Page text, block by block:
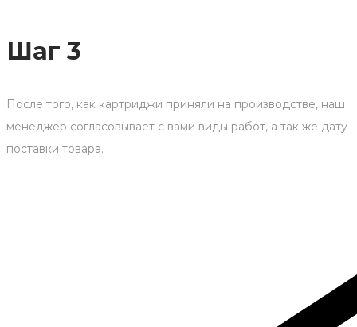
Шаг 3
После того, как картриджи приняли на производстве, наш
менеджер согласовывает с вами виды работ, а так же дату
поставки товара.